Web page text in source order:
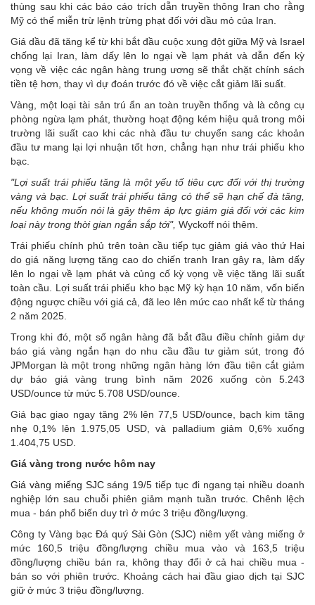
thùng sau khi các báo cáo trích dẫn truyền thông Iran cho rằng
Mỹ có thể miễn trừ lệnh trừng phạt đối với dầu mỏ của Iran.
Giá dầu đã tăng kể từ khi bắt đầu cuộc xung đột giữa Mỹ và Israel
chống lại Iran, làm dấy lên lo ngại về lạm phát và dẫn đến kỳ
vọng về việc các ngân hàng trung ương sẽ thắt chặt chính sách
tiền tệ hơn, thay vì dự đoán trước đó về việc cắt giảm lãi suất.
Vàng, một loại tài sản trú ẩn an toàn truyền thống và là công cụ
phòng ngừa lạm phát, thường hoạt động kém hiệu quả trong môi
trường lãi suất cao khi các nhà đầu tư chuyển sang các khoản
đầu tư mang lại lợi nhuận tốt hơn, chẳng hạn như trái phiếu kho
bạc.
"Lợi suất trái phiếu tăng là một yếu tố tiêu cực đối với thị trường
vàng và bạc. Lợi suất trái phiếu tăng có thể sẽ hạn chế đà tăng,
nếu không muốn nói là gây thêm áp lực giảm giá đối với các kim
loại này trong thời gian ngắn sắp tới", Wyckoff nói thêm.
Trái phiếu chính phủ trên toàn cầu tiếp tục giảm giá vào thứ Hai
do giá năng lượng tăng cao do chiến tranh Iran gây ra, làm dấy
lên lo ngại về lạm phát và củng cố kỳ vọng về việc tăng lãi suất
toàn cầu. Lợi suất trái phiếu kho bạc Mỹ kỳ hạn 10 năm, vốn biến
động ngược chiều với giá cả, đã leo lên mức cao nhất kể từ tháng
2 năm 2025.
Trong khi đó, một số ngân hàng đã bắt đầu điều chỉnh giảm dự
báo giá vàng ngắn hạn do nhu cầu đầu tư giảm sút, trong đó
JPMorgan là một trong những ngân hàng lớn đầu tiên cắt giảm
dự báo giá vàng trung bình năm 2026 xuống còn 5.243
USD/ounce từ mức 5.708 USD/ounce.
Giá bạc giao ngay tăng 2% lên 77,5 USD/ounce, bạch kim tăng
nhẹ 0,1% lên 1.975,05 USD, và palladium giảm 0,6% xuống
1.404,75 USD.
Giá vàng trong nước hôm nay
Giá vàng miếng SJCsáng 19/5 tiếp tục đi ngang tại nhiều doanh
nghiệp lớn sau chuỗi phiên giảm mạnh tuần trước. Chênh lệch
mua - bán phổ biến duy trì ở mức 3 triệu đồng/lượng.
Công ty Vàng bạc Đá quý Sài Gòn (SJC) niêm yết vàng miếng ở
mức 160,5 triệu đồng/lượng chiều mua vào và 163,5 triệu
đồng/lượng chiều bán ra, không thay đổi ở cả hai chiều mua -
bán so với phiên trước. Khoảng cách hai đầu giao dịch tại SJC
giữ ở mức 3 triệu đồng/lượng.